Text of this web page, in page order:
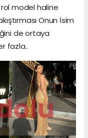
model haline
Onun İsim
de ortaya
fazla..